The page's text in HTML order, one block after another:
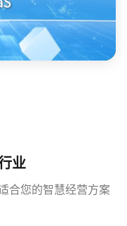
业
合您的智慧经营方案